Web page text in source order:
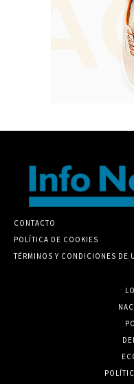
CONTACTO
POLÍTICA DE COOKIES
TÉRMINOS Y CONDICIONES DE